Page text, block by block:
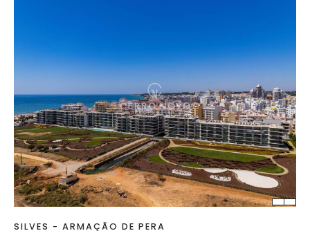
CHAMBRES SALLES DE BAIN
SILVES - ARMAÇÃO DE PERA